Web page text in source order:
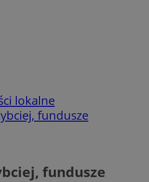
lokalne
fundusze
fundusze